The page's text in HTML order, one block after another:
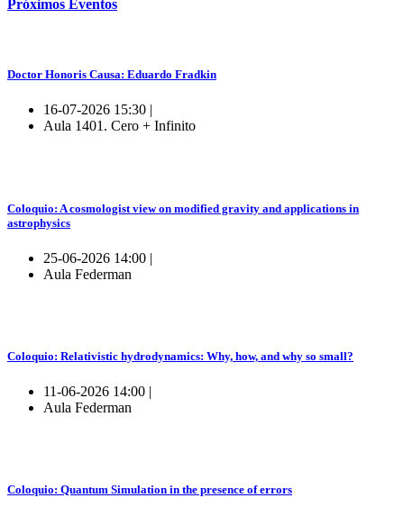
Próximos Eventos
Doctor Honoris Causa: Eduardo Fradkin
16-07-2026 15:30 |
Aula 1401. Cero + Infinito
Coloquio: A cosmologist view on modified gravity and applications in
astrophysics
25-06-2026 14:00 |
Aula Federman
Coloquio: Relativistic hydrodynamics: Why, how, and why so small?
11-06-2026 14:00 |
Aula Federman
Coloquio: Quantum Simulation in the presence of errors